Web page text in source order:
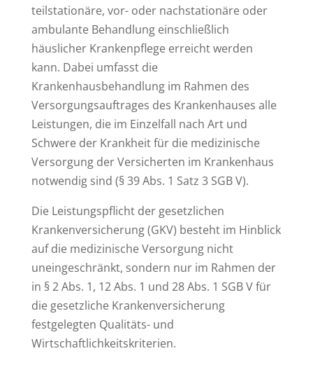
teilstationäre, vor- oder nachstationäre oder
ambulante Behandlung einschließlich
häuslicher Krankenpflege erreicht werden
kann. Dabei umfasst die
Krankenhausbehandlung im Rahmen des
Versorgungsauftrages des Krankenhauses alle
Leistungen, die im Einzelfall nach Art und
Schwere der Krankheit für die medizinische
Versorgung der Versicherten im Krankenhaus
notwendig sind (§ 39 Abs. 1 Satz 3 SGB V).
Die Leistungspflicht der gesetzlichen
Krankenversicherung (GKV) besteht im Hinblick
auf die medizinische Versorgung nicht
uneingeschränkt, sondern nur im Rahmen der
in § 2 Abs. 1, 12 Abs. 1 und 28 Abs. 1 SGB V für
die gesetzliche Krankenversicherung
festgelegten Qualitäts- und
Wirtschaftlichkeitskriterien.